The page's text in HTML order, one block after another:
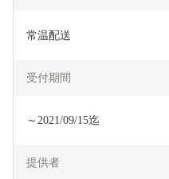
常温配送
受付期間
～2021/09/15迄
提供者